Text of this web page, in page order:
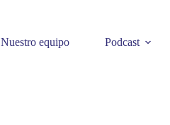
Nuestro equipo Podcast